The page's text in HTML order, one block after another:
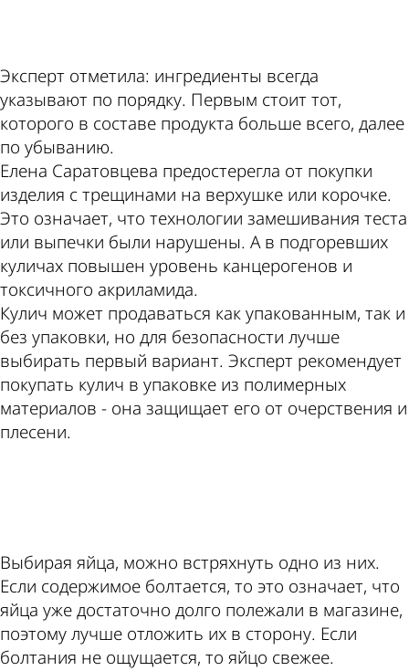
Эксперт отметила: ингредиенты всегда
указывают по порядку. Первым стоит тот,
которого в составе продукта больше всего, далее
по убыванию.
Елена Саратовцева предостерегла от покупки
изделия с трещинами на верхушке или корочке.
Это означает, что технологии замешивания теста
или выпечки были нарушены. А в подгоревших
куличах повышен уровень канцерогенов и
токсичного акриламида.
Кулич может продаваться как упакованным, так и
без упаковки, но для безопасности лучше
выбирать первый вариант. Эксперт рекомендует
покупать кулич в упаковке из полимерных
материалов - она защищает его от очерствения и
плесени.
Выбирая яйца, можно встряхнуть одно из них.
Если содержимое болтается, то это означает, что
яйца уже достаточно долго полежали в магазине,
поэтому лучше отложить их в сторону. Если
болтания не ощущается, то яйцо свежее.